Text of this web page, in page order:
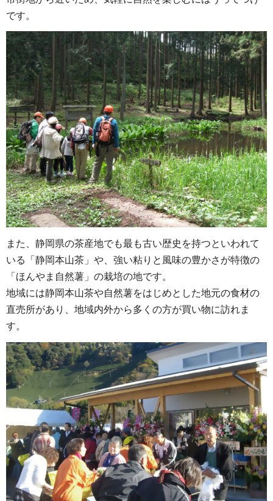
です。
また、静岡県の茶産地でも最も古い歴史を持つといわれて
いる「静岡本山茶」や、強い粘りと風味の豊かさが特徴の
「ほんやま自然薯」の栽培の地です。
地域には静岡本山茶や自然薯をはじめとした地元の食材の
直売所があり、地域内外から多くの方が買い物に訪れま
す。